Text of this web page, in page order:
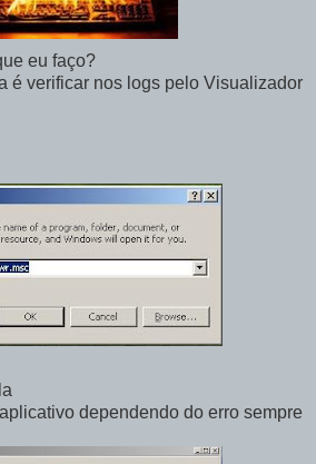
eu faço?
é verificar nos logs pelo Visualizador
dependendo do erro sempre